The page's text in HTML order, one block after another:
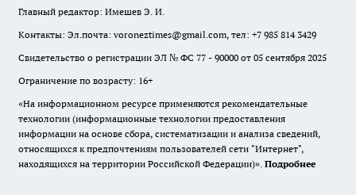
Главный редактор: Имешев Э. И.
Контакты: Эл.почта: voroneztimes@gmail.com, тел: +7 985 814 3429
Свидетельство о регистрации ЭЛ № ФС 77 - 90000 от 05 сентября 2025
Ограничение по возрасту: 16+
«На информационном ресурсе применяются рекомендательные
технологии (информационные технологии предоставления
информации на основе сбора, систематизации и анализа сведений,
относящихся к предпочтениям пользователей сети "Интернет",
находящихся на территории Российской Федерации)». Подробнее